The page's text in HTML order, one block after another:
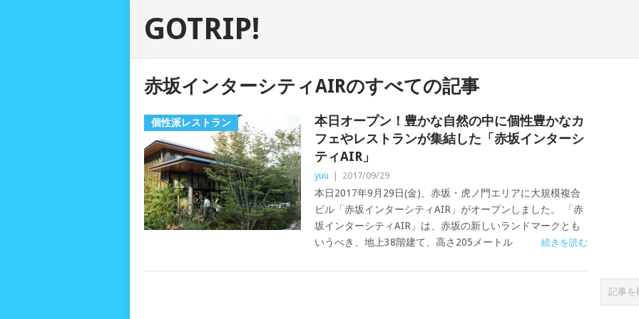
GOTRIP!
赤坂インターシティAIRのすべての記事
個性派レストラン
本日オープン！豊かな自然の中に個性豊かなカ
フェやレストランが集結した「赤坂インターシ
ティAIR」
yuu 2017/09/29
本日2017年9月29日(金)、赤坂・虎ノ門エリアに大規模複合
ビル「赤坂インターシティAIR」がオープンしました。 「赤
坂インターシティAIR」は、赤坂の新しいランドマークとも
いうべき、地上38階建て、高さ205メートル
続きを読む